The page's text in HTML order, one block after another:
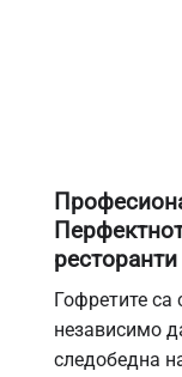
Гофретите са
независимо
следобедна